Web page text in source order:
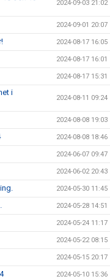
2024-09-03 21:02
2024-09-01 20:07
2024-08-17 16:05
2024-08-17 16:01
2024-08-17 15:31
i
2024-08-11 09:24
2024-08-08 19:03
2024-08-08 18:46
2024-06-07 09:47
2024-06-02 20:43
2024-05-30 11:45
2024-05-28 14:51
2024-05-24 11:17
2024-05-22 08:15
2024-05-15 20:17
2024-05-10 15:36